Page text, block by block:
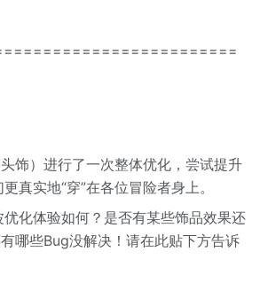
饰）进行了一次整体优化，尝试提升
真实地“穿”在各位冒险者身上。
化体验如何？是否有某些饰品效果还
哪些Bug没解决！请在此贴下方告诉